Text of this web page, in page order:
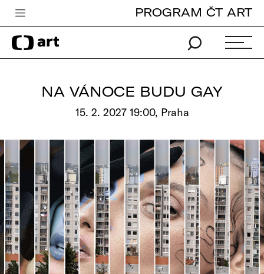
Česká televize
Zpravodajství
Pro děti
edu
Vše o ČT
PROGRAM ČT ART
NA VÁNOCE BUDU GAY
15. 2. 2027 19:00, Praha